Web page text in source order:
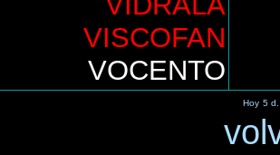
VISCOFAN
VOCENTO
Hoy 5 d.